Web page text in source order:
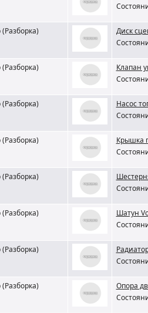
(Разборка)
Диск
(Разборка)
Клапан
(Разборка)
Насос
(Разборка)
Крышка
(Разборка)
(Разборка)
Шатун
(Разборка)
(Разборка)
Опора